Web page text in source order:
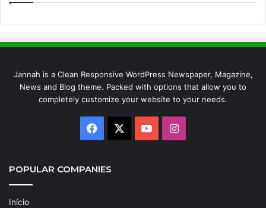
Jannah is a Clean Responsive WordPress Newspaper, Magazine,
News and Blog theme. Packed with options that allow you to
completely customize your website to your needs.
Facebook YouTubeInstagram
POPULAR COMPANIES
Início